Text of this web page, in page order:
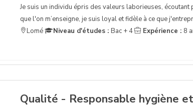
Je suis un individu épris des valeurs laborieuses,
que l'on m’enseigne, je suis loyal et fidèle à ce que
Lomé
Niveau d'études : Bac + 4 Expérience : 8
Qualité - Responsable hygiène